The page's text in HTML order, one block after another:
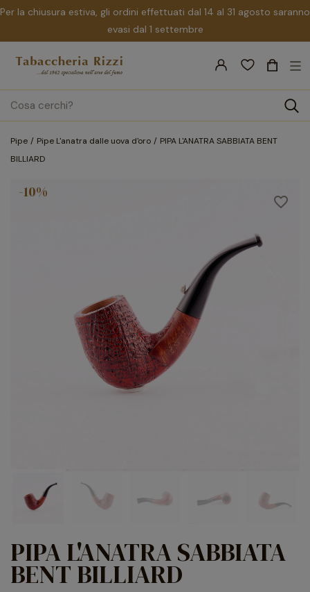
Per la chiusura estiva, gli ordini effettuati dal 14 al 31 agosto saranno
evasi dal 1 settembre
search
☰
Pipe Pipe L'anatra dalle uova d'oro
PIPA L'ANATRA SABBIATA BENT
BILLIARD
favorite_border
-10%
PIPA L'ANATRA SABBIATA
BENT BILLIARD